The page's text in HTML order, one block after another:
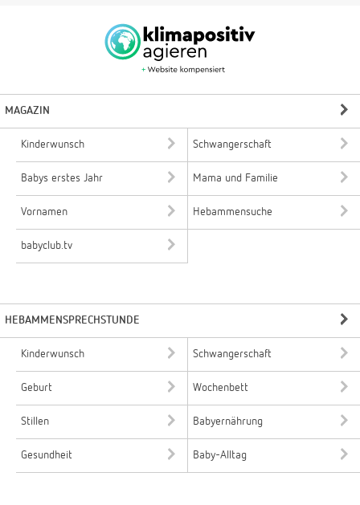
MAGAZIN
Kinderwunsch Schwangerschaft
Babys erstes Jahr Mama und Familie
Vornamen Hebammensuche
babyclub.tv
HEBAMMENSPRECHSTUNDE
Kinderwunsch Schwangerschaft
Geburt Wochenbett
Stillen Babyernährung
Gesundheit Baby-Alltag